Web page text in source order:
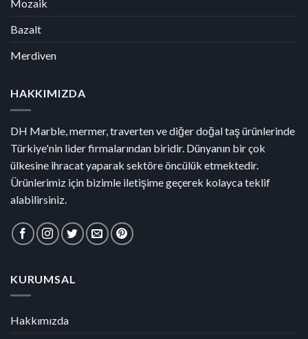
Mozaik
Bazalt
Merdiven
HAKKIMIZDA
DH Marble, mermer, traverten ve diğer doğal taş ürünlerinde
Türkiye'nin lider firmalarından biridir. Dünyanın bir çok
ülkesine ihracat yaparak sektöre öncülük etmektedir.
Ürünlerimiz için bizimle iletişime geçerek kolayca teklif
alabilirsiniz.
KURUMSAL
Hakkımızda